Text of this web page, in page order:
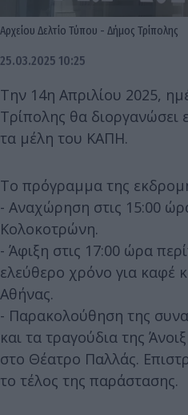
Αρχείου Δελτίο Τύπου - Δήμος Τρίπολης
25.03.2025 10:25
Την 14η Απριλίου 2025,
Τρίπολης θα διοργανώσει
τα μέλη του ΚΑΠΗ.
Το πρόγραμμα της
- Αναχώρηση στις 15:00
Κολοκοτρώνη.
- Άφιξη στις 17:00 ώρα
ελεύθερο χρόνο για καφέ
Αθήνας.
- Παρακολούθηση της
και τα τραγούδια της
στο Θέατρο Παλλάς.
το τέλος της παράστασης.